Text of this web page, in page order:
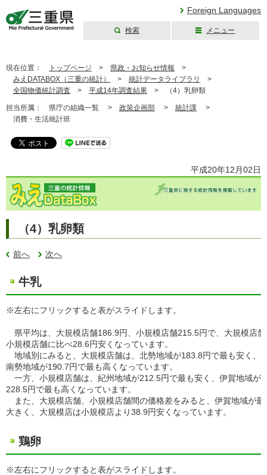
Foreign Languages
検索 メニュー
現在位置： トップページ > 県政・お知らせ情報 >
みえDATABOX（三重の統計）
> 統計データライブラリ
>
全国物価統計調査 > 平成14年調査結果 > （4）乳卵類
担当所属： 県庁の組織一覧 > 政策企画部 > 統計課 >
消費・生活統計班
平成20年12月02日
（4）乳卵類
前へ 次へ
牛乳
※左右にフリックすると表がスライドします。
県平均は、大規模店舗186.9円、小規模店舗215.5円で、大規模店
小規模店舗に比べ28.6円安くなっています。
地域別にみると、大規模店舗は、北勢地域が183.8円で最も安く、
南勢地域が190.7円で最も高くなっています。
一方、小規模店舗は、紀州地域が212.5円で最も安く、伊賀地域が
228.5円で最も高くなっています。
また、大規模店舗、小規模店舗間の価格差をみると、伊賀地域が最
大きく、大規模店は小規模店より38.9円安くなっています。
鶏卵
※左右にフリックすると表がスライドします。